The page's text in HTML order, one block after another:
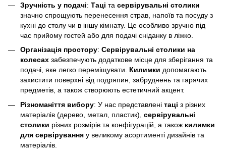
Зручність у подачі: Таці та сервірувальні столики
значно спрощують перенесення страв, напоїв та посуду з
кухні до столу чи в іншу кімнату. Це особливо зручно під
час прийому гостей або для подачі сніданку в ліжко.
Організація простору: Сервірувальні столики на
колесах забезпечують додаткове місце для зберігання та
подачі, яке легко переміщувати. Килимки допомагають
захистити поверхні від подряпин, забруднень та гарячих
предметів, а також створюють естетичний акцент.
Різноманіття вибору: У нас представлені таці з різних
матеріалів (дерево, метал, пластик), сервірувальні
столики різних розмірів та конфігурацій, а також килимки
для сервірування у великому асортименті дизайнів та
матеріалів.